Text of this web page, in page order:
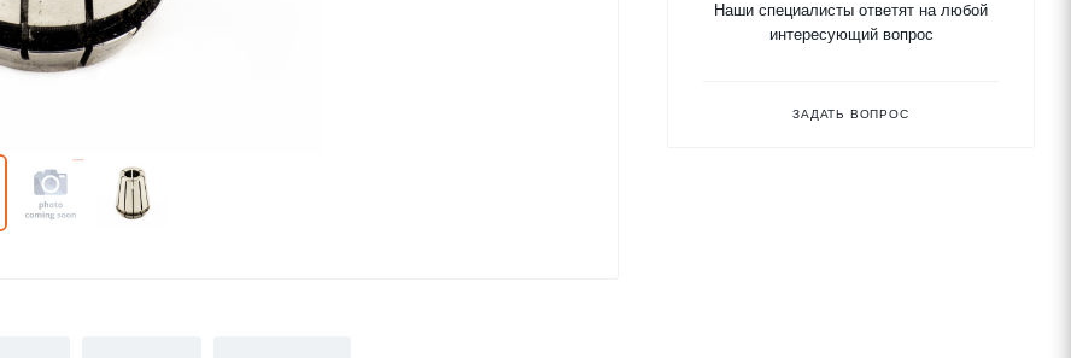
Наши специалисты ответят на любой
интересующий вопрос
ЗАДАТЬ ВОПРОС